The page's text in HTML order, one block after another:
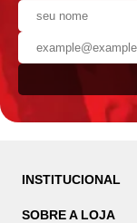
INSTITUCIONAL
SOBRE A LOJA